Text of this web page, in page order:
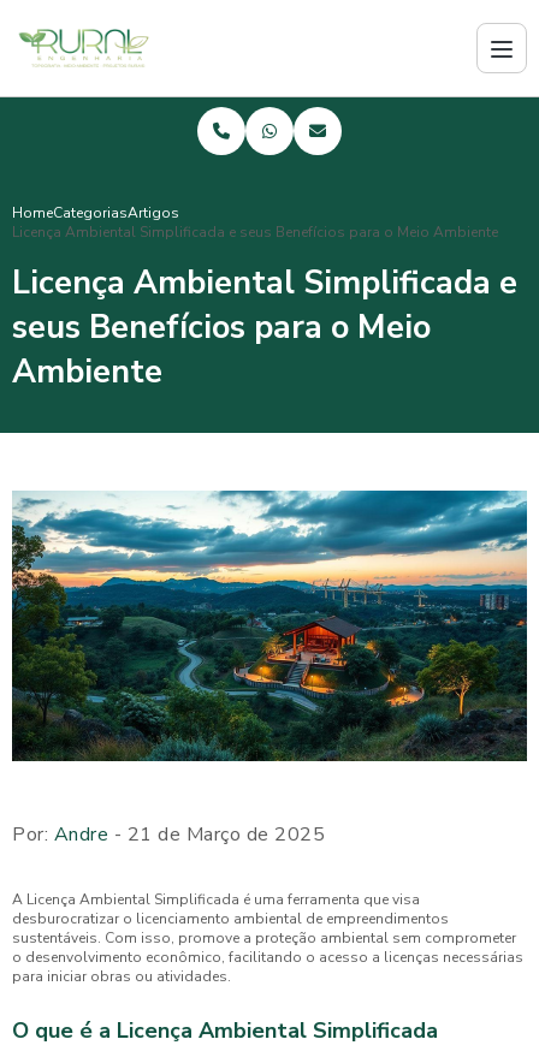
HomeCategoriasArtigos
Licença Ambiental Simplificada e seus Benefícios para o Meio Ambiente
Licença Ambiental Simplificada e
seus Benefícios para o Meio
Ambiente
Por: Andre - 21 de Março de 2025
A Licença Ambiental Simplificada é uma ferramenta que visa
desburocratizar o licenciamento ambiental de empreendimentos
sustentáveis. Com isso, promove a proteção ambiental sem comprometer
o desenvolvimento econômico, facilitando o acesso a licenças necessárias
para iniciar obras ou atividades.
O que é a Licença Ambiental Simplificada